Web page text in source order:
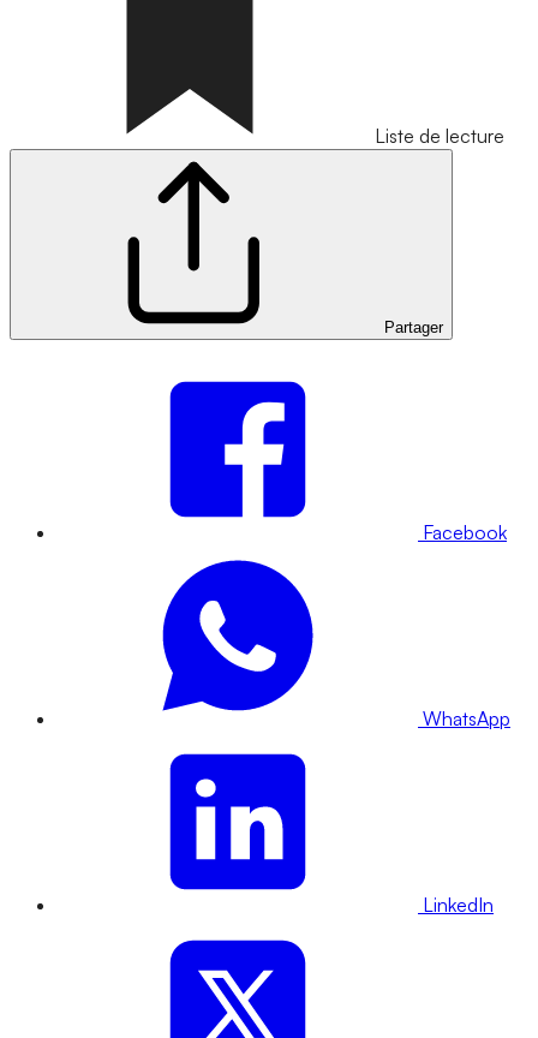
Liste de lecture
Partager
Facebook
WhatsApp
LinkedIn